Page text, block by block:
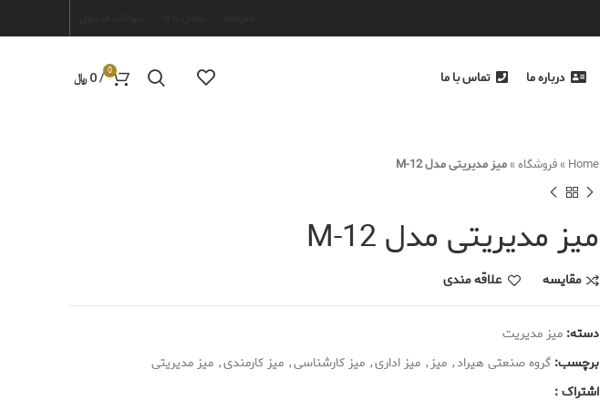
درباره ما تماس با ما 0
/
0 ﷼
Home
»فروشگاه»میز مدیریتی مدل M-12
میز مدیریتی مدل M-12
مقایسه علاقه مندی
دسته: میز مدیریت
برچسب: گروه صنعتی هیراد, میز, میز اداری, میز کارشناسی, میز کارمندی, میز مدیریتی
اشتراک :